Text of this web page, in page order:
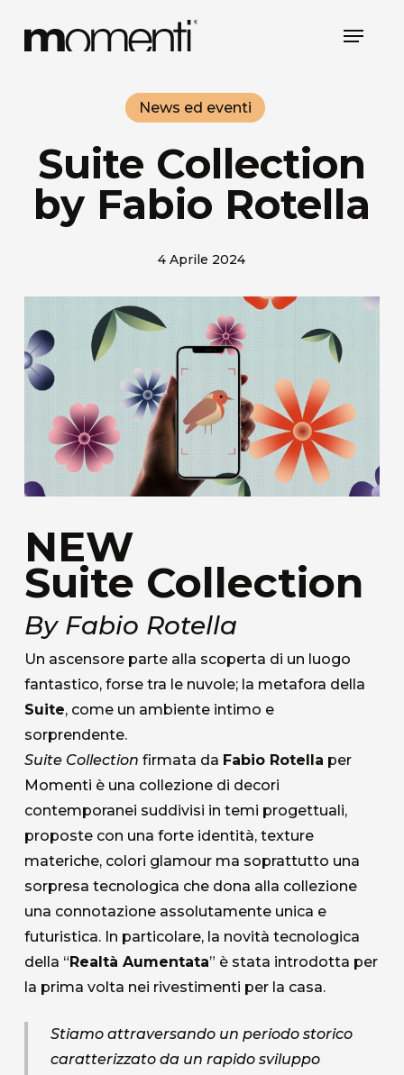
Menu
News ed eventi
Suite Collection
by Fabio Rotella
4 Aprile 2024
NEW
Suite Collection
By Fabio Rotella
Un ascensore parte alla scoperta di un luogo
fantastico, forse tra le nuvole; la metafora della
Suite, come un ambiente intimo e
sorprendente.
Suite Collection firmata da Fabio Rotella per
Momenti è una collezione di decori
contemporanei suddivisi in temi progettuali,
proposte con una forte identità, texture
materiche, colori glamour ma soprattutto una
sorpresa tecnologica che dona alla collezione
una connotazione assolutamente unica e
futuristica. In particolare, la novità tecnologica
della “ Realtà Aumentata” è stata introdotta per
la prima volta nei rivestimenti per la casa.
Stiamo attraversando un periodo storico
caratterizzato da un rapido sviluppo